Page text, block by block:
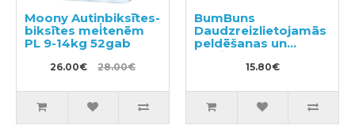
Moony Autiņbiksītes-
biksītes meitenēm
PL 9-14kg 52gab
26.00€ 28.00€
BumBuns
Daudzreizlietojamās
peldēšanas un
podiņmācību
autiņbiksīte S 8–11kg
15.80€